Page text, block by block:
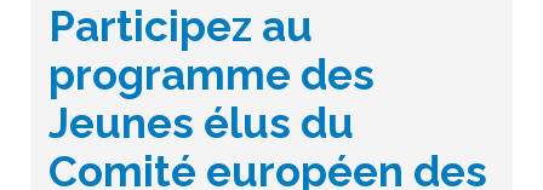
Participez au
programme des
Jeunes élus du
Comité européen des